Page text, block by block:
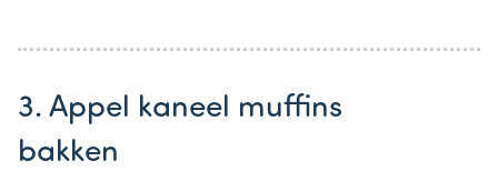
3. Appel kaneel muffins
bakken